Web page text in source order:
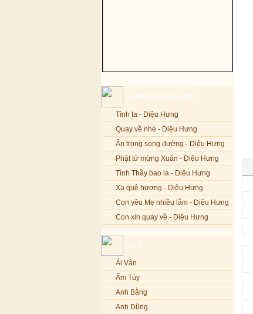
Ca khúc mới cập nhật
Tình ta - Diệu Hưng
Quay về nhé - Diệu Hưng
Ân trọng song đường - Diệu Hưng
Phật tử mừng Xuân - Diệu Hưng
Tình Thầy bao la - Diệu Hưng
Xa quê hương - Diệu Hưng
Con yêu Mẹ nhiều lắm - Diệu Hưng
Con xin quay về - Diệu Hưng
Nếu xa Phật - Diệu Hưng
Tình Lam - Kim Khánh & Hoàng
Vĩnh
Xin cho con niềm tin - Kim Linh
Quán Âm Mẹ hiền - Kim Linh
Ca sĩ
Ái Vân
Ẩm Túy
Anh Bằng
Anh Dũng